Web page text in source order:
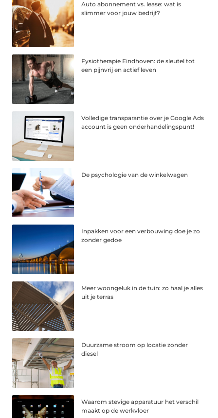
Auto abonnement vs. lease: wat is
slimmer voor jouw bedrijf?
Fysiotherapie Eindhoven: de sleutel tot
een pijnvrij en actief leven
Volledige transparantie over je Google Ads
account is geen onderhandelingspunt!
De psychologie van de winkelwagen
Inpakken voor een verbouwing doe je zo
zonder gedoe
Meer woongeluk in de tuin: zo haal je alles
uit je terras
Duurzame stroom op locatie zonder
diesel
Waarom stevige apparatuur het verschil
maakt op de werkvloer